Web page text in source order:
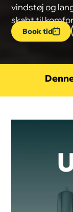
vindstøj og
skabt til
Book tid